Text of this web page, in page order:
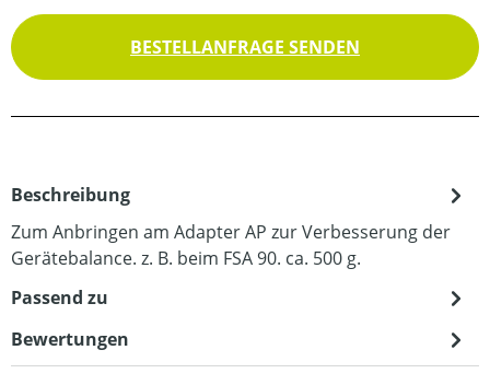
BESTELLANFRAGE SENDEN
Beschreibung
Zum Anbringen am Adapter AP zur Verbesserung der
Gerätebalance. z. B. beim FSA 90. ca. 500 g.
Passend zu
Bewertungen